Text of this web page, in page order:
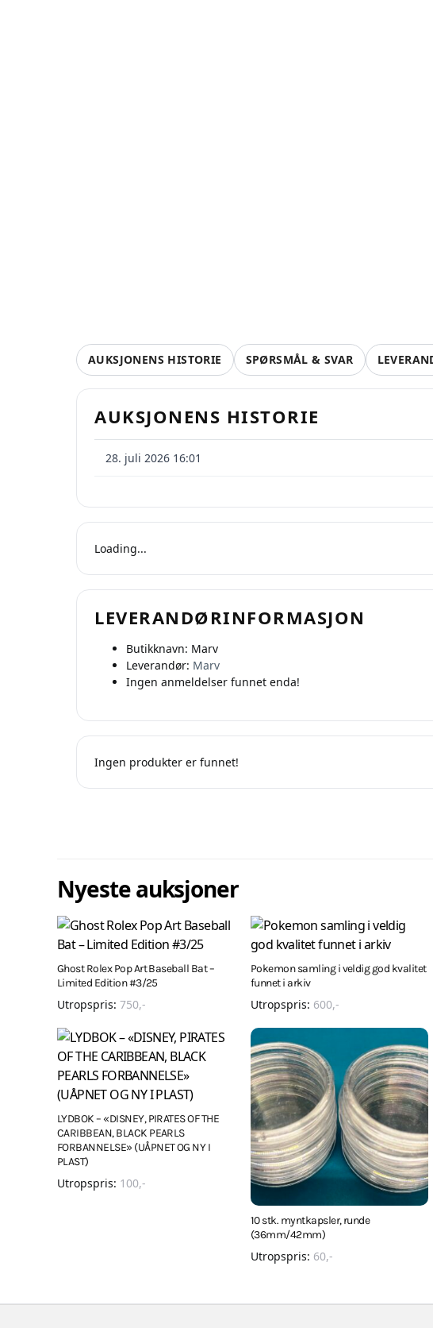
AUKSJONENS HISTORIE SPØRSMÅL & SVAR
AUKSJONENS HISTORIE
28. juli 2026 16:01
Loading...
LEVERANDØRINFORMASJON
Butikknavn: Marv
Leverandør: Marv
Ingen anmeldelser funnet enda!
Ingen produkter er funnet!
Nyeste auksjoner
Ghost Rolex Pop Art Baseball Bat –
Limited Edition #3/25
Utropspris: 750,-
Pokemon samling i veldig god kvalitet
funnet i arkiv
Utropspris: 600,-
LYDBOK – «DISNEY, PIRATES OF THE
CARIBBEAN, BLACK PEARLS
FORBANNELSE» (UÅPNET OG NY I
PLAST)
Utropspris: 100,-
10 stk. myntkapsler, runde
(36mm/42mm)
Utropspris: 60,-